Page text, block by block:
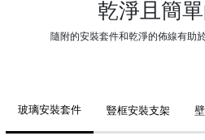
乾淨且簡
隨附的安裝套件和乾淨的佈線有助
玻璃安裝套件 豎框安裝支架